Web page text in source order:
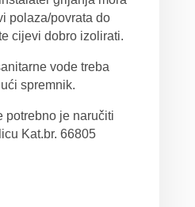
polaza/povrata do
cijevi dobro izolirati.
vode treba
spremnik.
potrebno je naručiti
Kat.br. 66805